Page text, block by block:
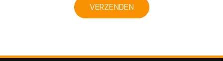
VERZENDEN